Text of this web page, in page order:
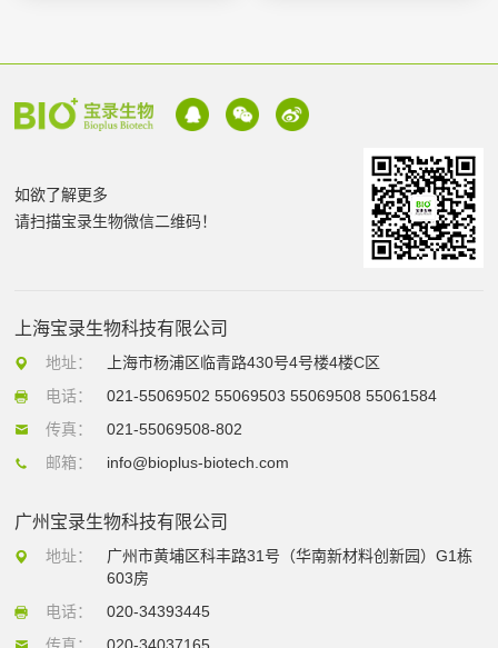
如欲了解更多
请扫描宝录生物微信二维码！
上海宝录生物科技有限公司
地址：
上海市杨浦区临青路430号4号楼4楼C区
电话：
021-55069502 55069503 55069508 55061584
传真：
021-55069508-802
邮箱：
info@bioplus-biotech.com
广州宝录生物科技有限公司
地址：
广州市黄埔区科丰路31号（华南新材料创新园）G1栋
603房
电话：
020-34393445